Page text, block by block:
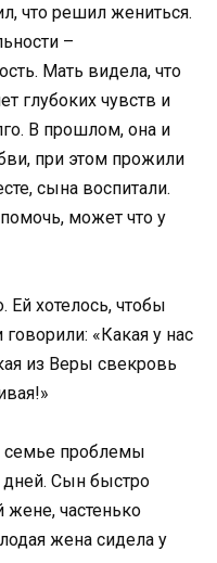
что решил жениться.
–
Мать видела, что
глубоких чувств и
В прошлом, она и
при этом прожили
сына воспитали.
может что у
Ей хотелось, чтобы
«Какая у нас
из Веры свекровь
семье проблемы
дней. Сын быстро
жене, частенько
жена сидела у